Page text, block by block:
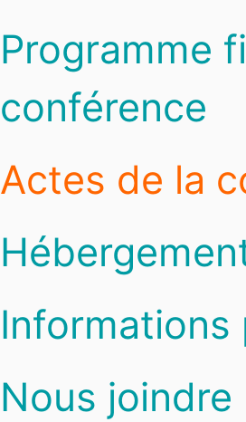
Programme
conférence
Actes de la
Informations
Nous joindre